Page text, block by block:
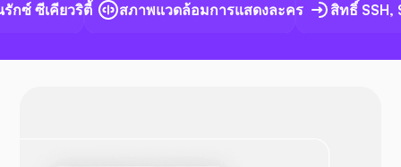
ซีเคียวริตี้ สภาพแวดล้อมการแสดงละคร สิทธิ์ SSH,